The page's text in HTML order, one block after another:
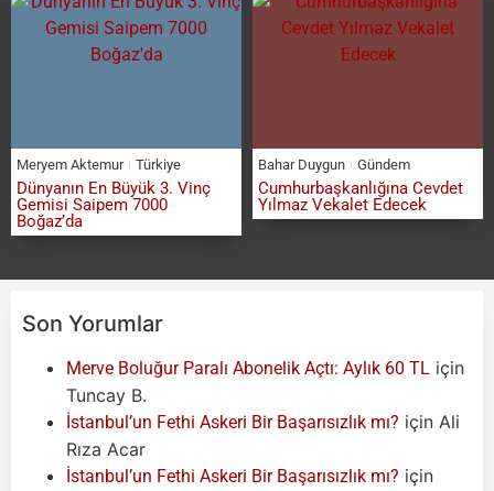
Meryem Aktemur Türkiye
Dünyanın En Büyük 3. Vinç
Gemisi Saipem 7000
Boğaz’da
Bahar Duygun Gündem
Cumhurbaşkanlığına Cevdet
Yılmaz Vekalet Edecek
Son Yorumlar
Merve Boluğur Paralı Abonelik Açtı: Aylık 60 TL için
Tuncay B.
İstanbul’un Fethi Askeri Bir Başarısızlık mı? için Ali
Rıza Acar
İstanbul’un Fethi Askeri Bir Başarısızlık mı? için